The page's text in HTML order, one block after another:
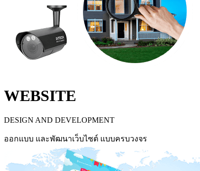
WEBSITE
DESIGN AND DEVELOPMENT
ออกแบบ และพัฒนาเว็บไซต์ แบบครบวงจร